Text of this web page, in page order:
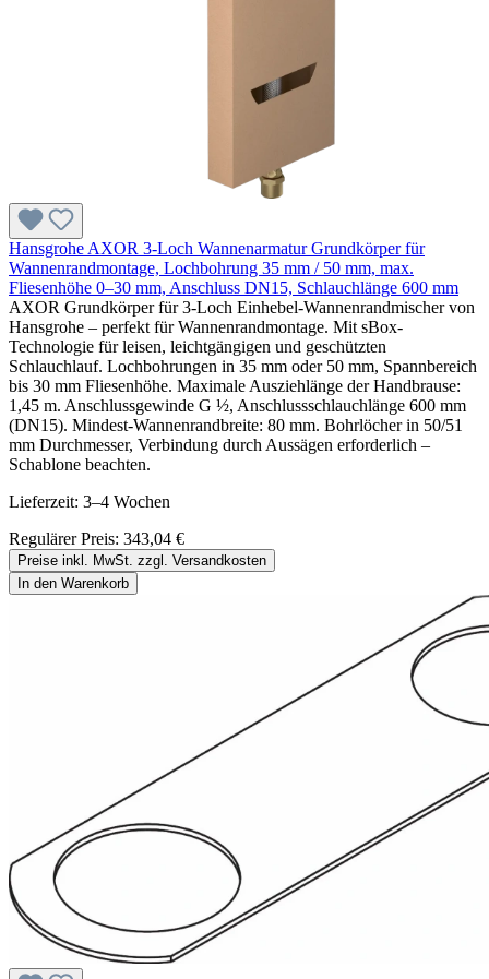
Hansgrohe AXOR 3-Loch Wannenarmatur Grundkörper für
Wannenrandmontage, Lochbohrung 35 mm / 50 mm, max.
Fliesenhöhe 0–30 mm, Anschluss DN15, Schlauchlänge 600 mm
AXOR Grundkörper für 3-Loch Einhebel-Wannenrandmischer von
Hansgrohe – perfekt für Wannenrandmontage. Mit sBox-
Technologie für leisen, leichtgängigen und geschützten
Schlauchlauf. Lochbohrungen in 35 mm oder 50 mm, Spannbereich
bis 30 mm Fliesenhöhe. Maximale Ausziehlänge der Handbrause:
1,45 m. Anschlussgewinde G ½, Anschlussschlauchlänge 600 mm
(DN15). Mindest-Wannenrandbreite: 80 mm. Bohrlöcher in 50/51
mm Durchmesser, Verbindung durch Aussägen erforderlich –
Schablone beachten.
Lieferzeit: 3–4 Wochen
Regulärer Preis: 343,04 €
Preise inkl. MwSt. zzgl. Versandkosten
In den Warenkorb